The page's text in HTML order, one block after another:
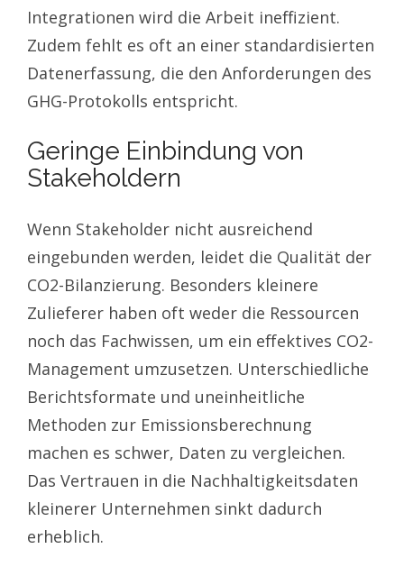
Integrationen wird die Arbeit ineffizient.
Zudem fehlt es oft an einer standardisierten
Datenerfassung, die den Anforderungen des
GHG-Protokolls entspricht.
Geringe Einbindung von
Stakeholdern
Wenn Stakeholder nicht ausreichend
eingebunden werden, leidet die Qualität der
CO2-Bilanzierung. Besonders kleinere
Zulieferer haben oft weder die Ressourcen
noch das Fachwissen, um ein effektives CO2-
Management umzusetzen. Unterschiedliche
Berichtsformate und uneinheitliche
Methoden zur Emissionsberechnung
machen es schwer, Daten zu vergleichen.
Das Vertrauen in die Nachhaltigkeitsdaten
kleinerer Unternehmen sinkt dadurch
erheblich.